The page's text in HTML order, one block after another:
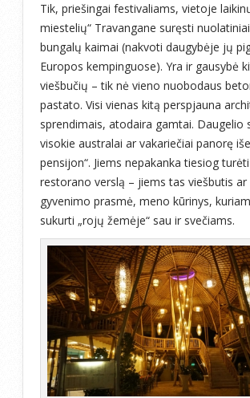
Tik, priešingai festivaliams, vietoje
miestelių“ Travangane suręsti
bungalų kaimai (nakvoti daugybėje jų
Europos kempinguose). Yra ir gausybė
viešbučių – tik nė vieno nuobodaus
pastato. Visi vienas kitą perspjauna
sprendimais, atodaira gamtai. Daugelio
visokie australai ar vakariečiai panorę
pensijon“. Jiems nepakanka tiesiog
restorano verslą – jiems tas viešbutis
gyvenimo prasmė, meno kūrinys,
sukurti „rojų žemėje“ sau ir svečiams.